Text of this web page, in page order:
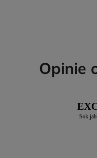
Opinie
Sok